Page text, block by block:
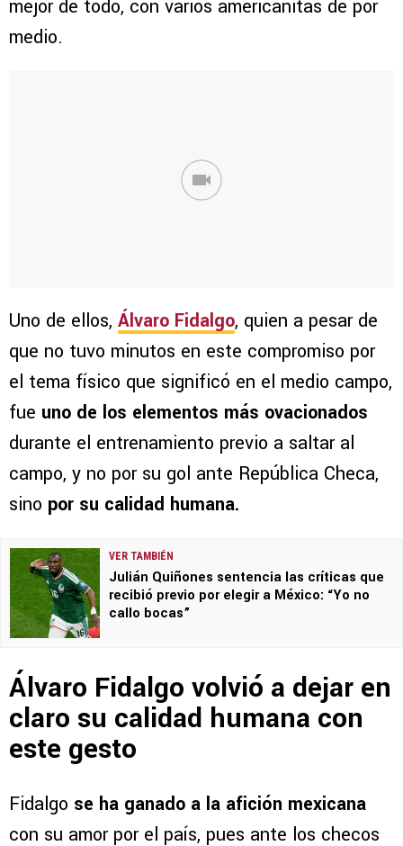
mejor de todo, con varios americanitas de por
medio.
Uno de ellos, Álvaro Fidalgo, quien a pesar de
que no tuvo minutos en este compromiso por
el tema físico que significó en el medio campo,
fue uno de los elementos más ovacionados
durante el entrenamiento previo a saltar al
campo, y no por su gol ante República Checa,
sino por su calidad humana.
VER TAMBIÉN
Julián Quiñones sentencia las críticas que
recibió previo por elegir a México: “Yo no
callo bocas”
Álvaro Fidalgo volvió a dejar en
claro su calidad humana con
este gesto
Fidalgo se ha ganado a la afición mexicana
con su amor por el país, pues ante los checos